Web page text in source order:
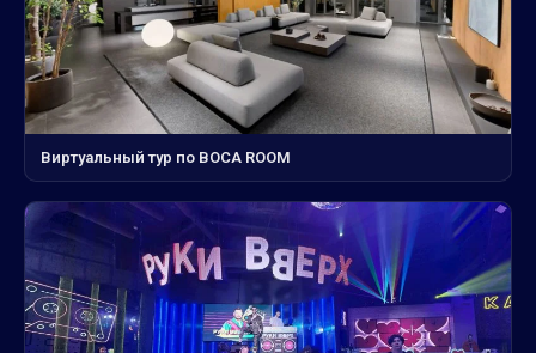
Виртуальный тур по BOCA ROOM